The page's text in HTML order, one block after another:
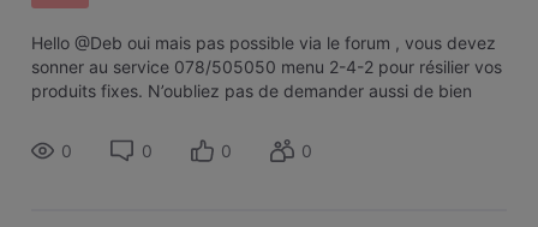
Hello @Deb oui mais pas possible via le forum , vous devez
sonner au service 078/505050 menu 2-4-2 pour résilier vos
produits fixes. N’oubliez pas de demander aussi de bien
le font pas.
0 0 0 0